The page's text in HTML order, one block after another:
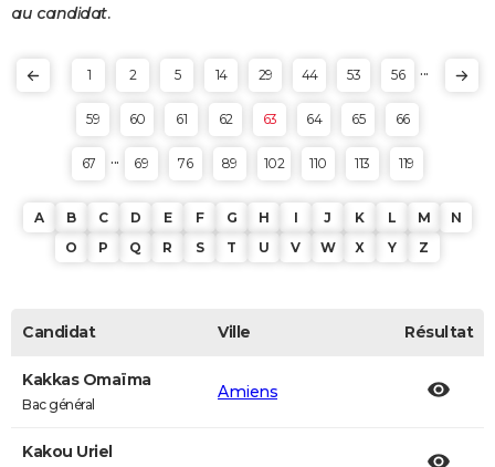
au candidat.
1 2 5 14 29 44 53 56 ...
59 60 61 62 63 64 65 66
67 ... 69 76 89 102 110 113 119
A B C D E F G H I J K L M
N
O
P Q R S T U V W X Y Z
Candidat Ville Résultat
Kakkas Omaïma
Bac général
Amiens
Kakou Uriel